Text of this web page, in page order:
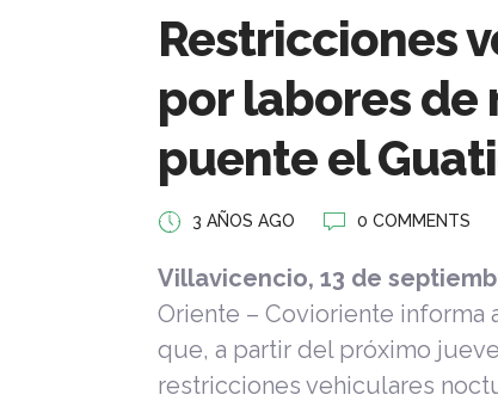
Restricciones
por labores
puente el
3 AÑOS AGO 0 COMMENTS
Villavicencio, 13 de
Oriente – Covioriente informa
que, a partir del próximo
restricciones vehiculares